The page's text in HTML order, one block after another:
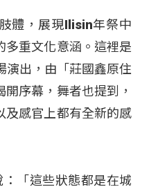
體，展現Ilisin年祭中
多重文化意涵。這裡是
演出，由「莊國鑫原住
序幕，舞者也提到，
及感官上都有全新的感
「這些狀態都是在城